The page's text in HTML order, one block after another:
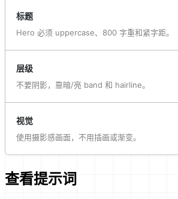
标题
Hero 必须 uppercase、800 字重和紧字距。
层级
不要阴影，靠暗/亮 band 和 hairline。
视觉
使用摄影感画面，不用插画或渐变。
查看提示词